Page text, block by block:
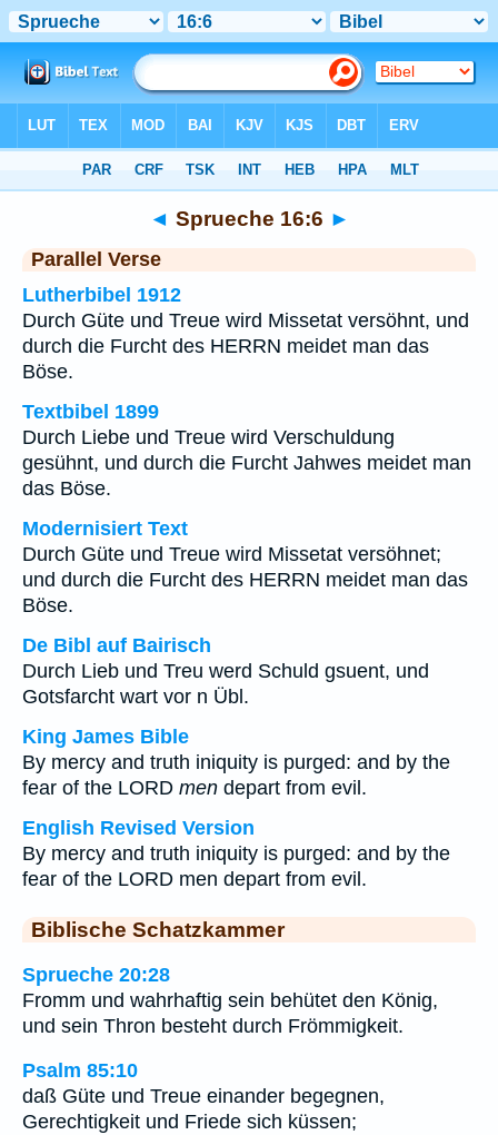
◄ Sprueche 16:6 ►
Parallel Verse
Lutherbibel 1912
Durch Güte und Treue wird Missetat versöhnt, und
durch die Furcht des HERRN meidet man das
Böse.
Textbibel 1899
Durch Liebe und Treue wird Verschuldung
gesühnt, und durch die Furcht Jahwes meidet man
das Böse.
Modernisiert Text
Durch Güte und Treue wird Missetat versöhnet;
und durch die Furcht des HERRN meidet man das
Böse.
De Bibl auf Bairisch
Durch Lieb und Treu werd Schuld gsuent, und
Gotsfarcht wart vor n Übl.
King James Bible
By mercy and truth iniquity is purged: and by the
fear of the LORD men depart from evil.
English Revised Version
By mercy and truth iniquity is purged: and by the
fear of the LORD men depart from evil.
Biblische Schatzkammer
Sprueche 20:28
Fromm und wahrhaftig sein behütet den König,
und sein Thron besteht durch Frömmigkeit.
Psalm 85:10
daß Güte und Treue einander begegnen,
Gerechtigkeit und Friede sich küssen;